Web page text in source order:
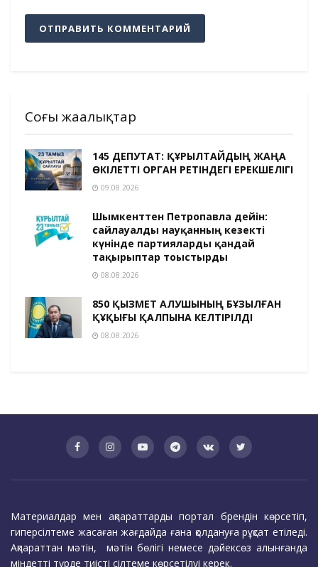
Соңғы жаңалықтар
145 ДЕПУТАТ: ҚҰРЫЛТАЙДЫҢ ЖАҢА
ӨКІЛЕТТІ ОРГАН РЕТІНДЕГІ ЕРЕКШЕЛІГІ
09.08.2026
Шымкенттен Петропавлға дейін:
сайлауалды науқанның кезекті
күнінде партияларды қандай
тақырыптар тоғыстырды
08.08.2026
850 ҚЫЗМЕТ АЛУШЫНЫҢ БҰЗЫЛҒАН
ҚҰҚЫҒЫ ҚАЛПЫНА КЕЛТІРІЛДІ
08.08.2026
Материалдар мен ақпараттарды портал брендін көрсетіп,
гиперсілтеме жасаған жағдайда ғана қолдануға рұқсат етіледі.
Ақпараттан мәтін, мәтін бөлігі немесе дәйексөз алынғанда
міндетті түрде тиісті сілтеме көрсетілуі керек.